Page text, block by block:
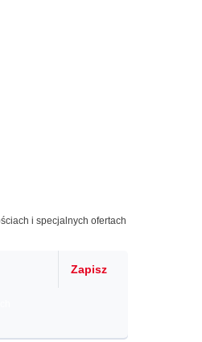
i specjalnych ofertach
Zapisz